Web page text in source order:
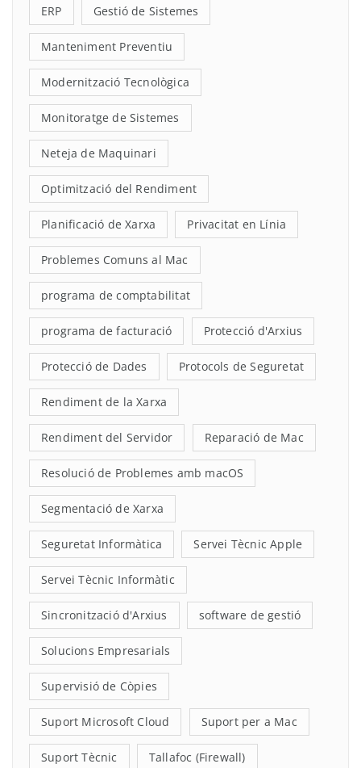
ERP Gestió de Sistemes
Manteniment Preventiu
Modernització Tecnològica
Monitoratge de Sistemes
Neteja de Maquinari
Optimització del Rendiment
Planificació de Xarxa Privacitat en Línia
Problemes Comuns al Mac
programa de comptabilitat
programa de facturació Protecció d'Arxius
Protecció de Dades Protocols de Seguretat
Rendiment de la Xarxa
Rendiment del Servidor Reparació de Mac
Resolució de Problemes amb macOS
Segmentació de Xarxa
Seguretat Informàtica Servei Tècnic Apple
Servei Tècnic Informàtic
Sincronització d'Arxius software de gestió
Solucions Empresarials
Supervisió de Còpies
Suport Microsoft Cloud Suport per a Mac
Suport Tècnic Tallafoc (Firewall)